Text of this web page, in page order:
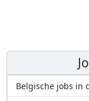
Belgische jobs in